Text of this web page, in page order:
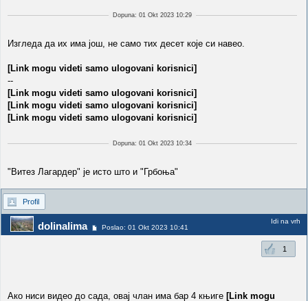
Dopuna: 01 Okt 2023 10:29
Изгледа да их има још, не само тих десет које си навео.
[Link mogu videti samo ulogovani korisnici]
--
[Link mogu videti samo ulogovani korisnici]
[Link mogu videti samo ulogovani korisnici]
[Link mogu videti samo ulogovani korisnici]
Dopuna: 01 Okt 2023 10:34
"Витез Лагардер" је исто што и "Грбоња"
Profil
dolinalima Poslao: 01 Okt 2023 10:41
Idi na vrh
1
Ако ниси видео до сада, овај члан има бар 4 књиге [Link mogu